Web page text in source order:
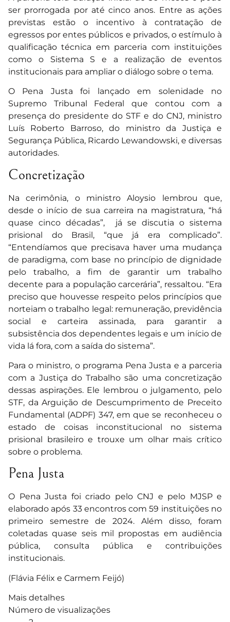
ser prorrogada por até cinco anos. Entre as ações
previstas estão o incentivo à contratação de
egressos por entes públicos e privados, o estímulo à
qualificação técnica em parceria com instituições
como o Sistema S e a realização de eventos
institucionais para ampliar o diálogo sobre o tema.
O Pena Justa foi lançado em solenidade no
Supremo Tribunal Federal que contou com a
presença do presidente do STF e do CNJ, ministro
Luís Roberto Barroso, do ministro da Justiça e
Segurança Pública, Ricardo Lewandowski, e diversas
autoridades.
Concretização
Na cerimônia, o ministro Aloysio lembrou que,
desde o início de sua carreira na magistratura, “há
quase cinco décadas”, já se discutia o sistema
prisional do Brasil, “que já era complicado”.
“Entendíamos que precisava haver uma mudança
de paradigma, com base no princípio de dignidade
pelo trabalho, a fim de garantir um trabalho
decente para a população carcerária”, ressaltou. “Era
preciso que houvesse respeito pelos princípios que
norteiam o trabalho legal: remuneração, previdência
social e carteira assinada, para garantir a
subsistência dos dependentes legais e um início de
vida lá fora, com a saída do sistema”.
Para o ministro, o programa Pena Justa e a parceria
com a Justiça do Trabalho são uma concretização
dessas aspirações. Ele lembrou o julgamento, pelo
STF, da Arguição de Descumprimento de Preceito
Fundamental (ADPF) 347, em que se reconheceu o
estado de coisas inconstitucional no sistema
prisional brasileiro e trouxe um olhar mais crítico
sobre o problema.
Pena Justa
O Pena Justa foi criado pelo CNJ e pelo MJSP e
elaborado após 33 encontros com 59 instituições no
primeiro semestre de 2024. Além disso, foram
coletadas quase seis mil propostas em audiência
pública, consulta pública e contribuições
institucionais.
(Flávia Félix e Carmem Feijó)
Mais detalhes
Número de visualizações